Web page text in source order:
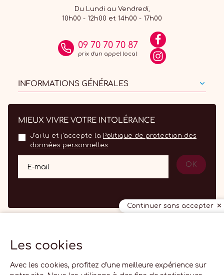
Du Lundi au Vendredi,
10h00 - 12h00 et 14h00 - 17h00
09 70 70 70 87
prix d'un appel local
INFORMATIONS GÉNÉRALES
MIEUX VIVRE VOTRE INTOLÉRANCE
J'ai lu et j'accepte la Politique de protection des
données personnelles
E-mail OK
FR
Continuer sans accepter
Les cookies
Avec les cookies, profitez d'une meilleure expérience sur